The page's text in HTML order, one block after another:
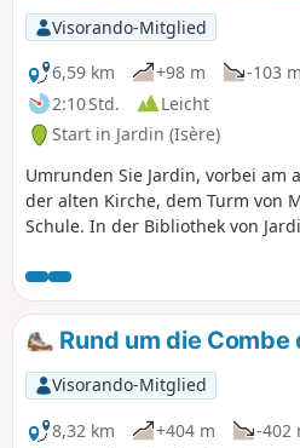
Visorando-Mitglied
6,59 km
+98 m
-103 m
2:10 Std.
Leicht
Start in Jardin (Isère)
Umrunden Sie Jardin, vorbei am
der alten Kirche, dem Turm von
Schule. In der Bibliothek von
(Jardin im Herzen der Zeit) alle
entdecken und besser
Turm von Montléans, die beiden
und das ehemalige Waschhaus
Rund um die
Visorando-Mitglied
8,32 km
+404 m
-402